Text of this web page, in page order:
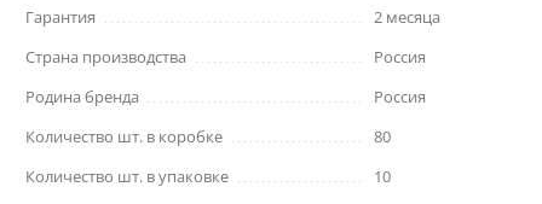
Гарантия
2 месяца
Страна производства
Россия
Родина бренда
Россия
Количество шт. в коробке
80
Количество шт. в упаковке
10